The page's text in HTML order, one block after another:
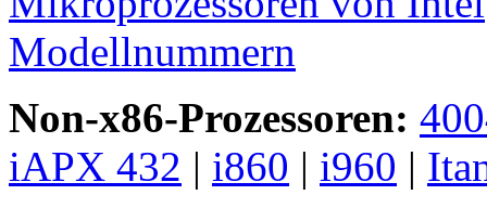
Modellnummern
Non-x86-Prozessoren:
iAPX 432 | i860 | i960 |